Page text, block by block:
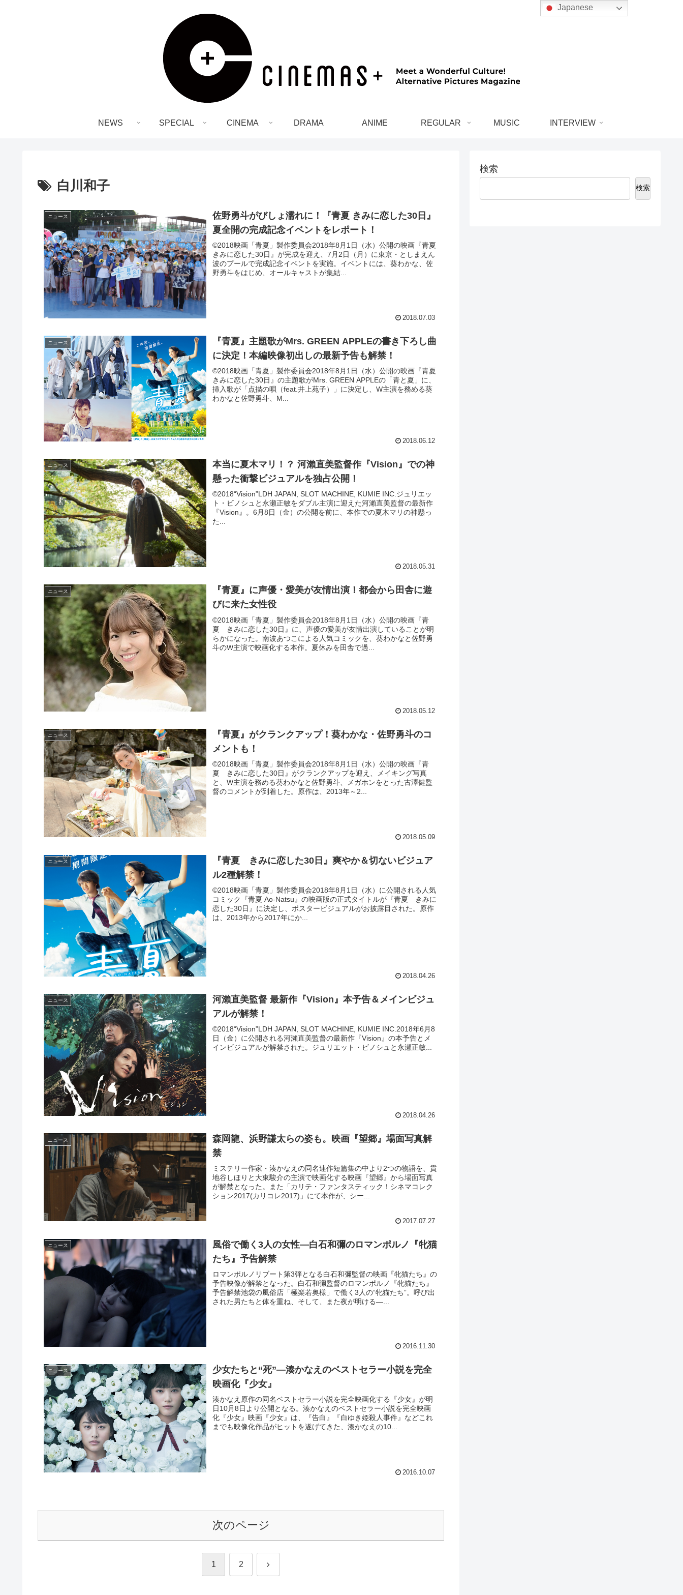
NEWS SPECIAL CINEMA DRAMA ANIME REGULAR MUSIC INTERVIEW
白川和子
ニュース
佐野勇斗がびしょ濡れに！『青夏 きみに恋した30日』
夏全開の完成記念イベントをレポート！
©2018映画「青夏」製作委員会2018年8月1日（水）公開の映画『青夏
きみに恋した30日』が完成を迎え、7月2日（月）に東京・としまえん
波のプールで完成記念イベントを実施。イベントには、葵わかな、佐
野勇斗をはじめ、オールキャストが集結...
2018.07.03
ニュース
『青夏』主題歌がMrs. GREEN APPLEの書き下ろし曲
に決定！本編映像初出しの最新予告も解禁！
©2018映画「青夏」製作委員会2018年8月1日（水）公開の映画『青夏
きみに恋した30日』の主題歌がMrs. GREEN APPLEの「青と夏」に、
挿入歌が「点描の唄（feat.井上苑子）」に決定し、W主演を務める葵
わかなと佐野勇斗、M...
2018.06.12
ニュース
本当に夏木マリ！？ 河瀨直美監督作『Vision』での神
懸った衝撃ビジュアルを独占公開！
©2018“Vision”LDH JAPAN, SLOT MACHINE, KUMIE INC.ジュリエッ
ト・ビノシュと永瀬正敏をダブル主演に迎えた河瀨直美監督の最新作
『Vision』。6月8日（金）の公開を前に、本作での夏木マリの神懸っ
た...
2018.05.31
ニュース
『青夏』に声優・愛美が友情出演！都会から田舎に遊
びに来た女性役
©2018映画「青夏」製作委員会2018年8月1日（水）公開の映画『青
夏 きみに恋した30日』に、声優の愛美が友情出演していることが明
らかになった。南波あつこによる人気コミックを、葵わかなと佐野勇
斗のW主演で映画化する本作。夏休みを田舎で過...
2018.05.12
ニュース
『青夏』がクランクアップ！葵わかな・佐野勇斗のコ
メントも！
©2018映画「青夏」製作委員会2018年8月1日（水）公開の映画『青
夏 きみに恋した30日』がクランクアップを迎え、メイキング写真
と、W主演を務める葵わかなと佐野勇斗、メガホンをとった古澤健監
督のコメントが到着した。原作は、2013年～2...
2018.05.09
ニュース
『青夏 きみに恋した30日』爽やか＆切ないビジュア
ル2種解禁！
©2018映画「青夏」製作委員会2018年8月1日（水）に公開される人気
コミック『青夏 Ao-Natsu』の映画版の正式タイトルが『青夏 きみに
恋した30日』に決定し、ポスタービジュアルがお披露目された。原作
は、2013年から2017年にか...
2018.04.26
ニュース
河瀨直美監督 最新作『Vision』本予告＆メインビジュ
アルが解禁！
©2018“Vision”LDH JAPAN, SLOT MACHINE, KUMIE INC.2018年6月8
日（金）に公開される河瀨直美監督の最新作『Vision』の本予告とメ
インビジュアルが解禁された。ジュリエット・ビノシュと永瀬正敏...
2018.04.26
ニュース
森岡龍、浜野謙太らの姿も。映画『望郷』場面写真解
禁
ミステリー作家・湊かなえの同名連作短篇集の中より2つの物語を、貫
地谷しほりと大東駿介の主演で映画化する映画『望郷』から場面写真
が解禁となった。また「カリテ・ファンタスティック！シネマコレク
ション2017(カリコレ2017)」にて本作が、シー...
2017.07.27
ニュース
風俗で働く3人の女性―白石和彌のロマンポルノ『牝猫
たち』予告解禁
ロマンポルノリブート第3弾となる白石和彌監督の映画『牝猫たち』の
予告映像が解禁となった。白石和彌監督のロマンポルノ『牝猫たち』
予告解禁池袋の風俗店「極楽若奥様」で働く3人の“牝猫たち”。呼び出
された男たちと体を重ね、そして、また夜が明ける―...
2016.11.30
ニュース
少女たちと“死”―湊かなえのベストセラー小説を完全
映画化『少女』
湊かなえ原作の同名ベストセラー小説を完全映画化する『少女』が明
日10月8日より公開となる。湊かなえのベストセラー小説を完全映画
化『少女』映画『少女』は、『告白』『白ゆき姫殺人事件』などこれ
までも映像化作品がヒットを遂げてきた、湊かなえの10...
2016.10.07
次のページ
1 2 次
検索
検索
Japanese